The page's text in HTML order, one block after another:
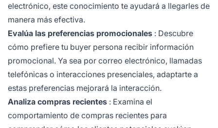
electrónico, este conocimiento te ayudará a llegarles de
manera más efectiva.
Evalúa las preferencias promocionales : Descubre
cómo prefiere tu buyer persona recibir información
promocional. Ya sea por correo electrónico, llamadas
telefónicas o interacciones presenciales, adaptarte a
estas preferencias mejorará la interacción.
Analiza compras recientes : Examina el
comportamiento de compras recientes para